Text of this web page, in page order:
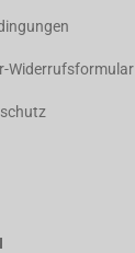
Widerrufsformular